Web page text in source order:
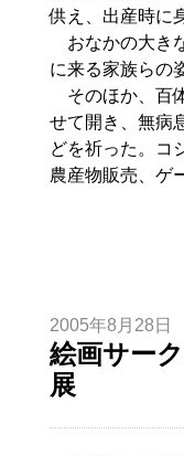
供え、出産時に
おなかの大き
に来る家族らの
そのほか、百
せて開き、無病
どを祈った。コ
農産物販売、ゲ
2005年8月28日
絵画サー
展